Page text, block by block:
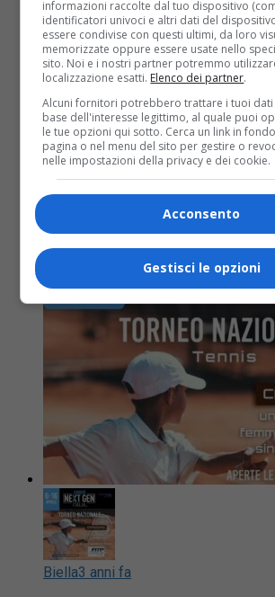
Biella3 anni fa
L’odissea dei sindaci
“Aspettiamo i fondi Pnrr”
Il talk show Agorà ha fatto visita
del territorio, evidenziando
che ruota intorno al Pnrr
Biella3 anni fa
informazioni raccolte dal tuo dispositivo
identificatori univoci e altri dati del
essere condivise con questi ultimi, da loro
memorizzate oppure essere usate nello
sito. Noi e i nostri partner potremmo
localizzazione esatti. Elenco dei partner.
Alcuni fornitori potrebbero trattare i tuoi dati
base dell'interesse legittimo, al quale puoi
le tue opzioni qui sotto. Cerca un link in
pagina o nel menu del sito per gestire o
nelle impostazioni della privacy e dei cookie.
Acconsento
Gestisci le opzioni